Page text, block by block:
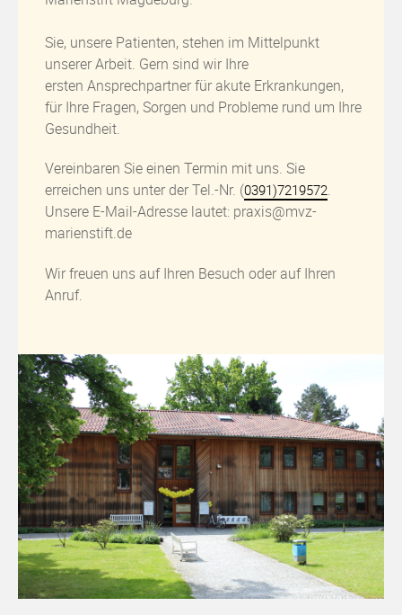
Sie, unsere Patienten, stehen im Mittelpunkt
unserer Arbeit. Gern sind wir Ihre
ersten Ansprechpartner für akute Erkrankungen,
für Ihre Fragen, Sorgen und Probleme rund um Ihre
Gesundheit.
Vereinbaren Sie einen Termin mit uns. Sie
erreichen uns unter der Tel.-Nr. (0391)7219572.
Unsere E-Mail-Adresse lautet: praxis@mvz-
marienstift.de
Wir freuen uns auf Ihren Besuch oder auf Ihren
Anruf.